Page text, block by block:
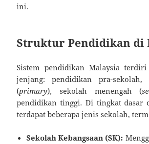
ini.
Struktur Pendidikan di
Sistem pendidikan Malaysia
jenjang: pendidikan pra-sekolah,
(primary), sekolah menengah (
pendidikan tinggi. Di tingkat dasar
terdapat beberapa jenis sekolah,
Sekolah Kebangsaan (SK):